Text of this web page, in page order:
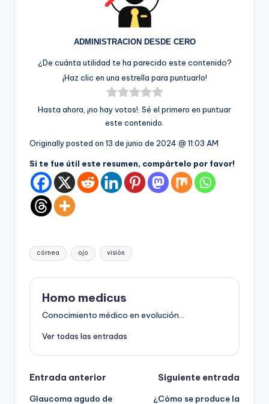
ADMINISTRACION DESDE CERO
¿De cuánta utilidad te ha parecido este contenido?
¡Haz clic en una estrella para puntuarlo!
Hasta ahora, ¡no hay votos!. Sé el primero en puntuar
este contenido.
Originally posted on 13 de junio de 2024 @ 11:03 AM
Si te fue útil este resumen, compártelo por favor!
Etiquetas:
córnea ojo visión
Homo medicus
Conocimiento médico en evolución...
Ver todas las entradas
Navegación
Entrada anterior
Glaucoma agudo de
Siguiente entrada
¿Cómo se produce la